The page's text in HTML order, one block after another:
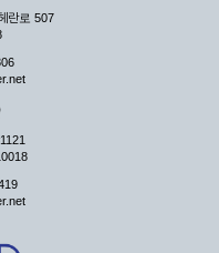
란로 507